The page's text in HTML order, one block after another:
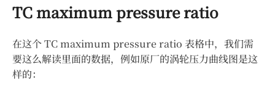
TC maximum pressure ratio
在这个 TC maximum pressure ratio 表格中，我们需
要这么解读里面的数据，例如原厂的涡轮压力曲线图是这
样的：